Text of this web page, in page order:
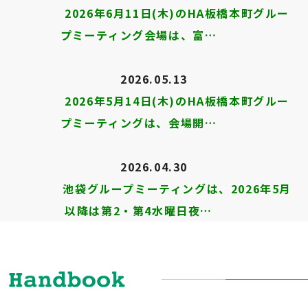
2026年6月11日(木)のHA板橋本町グルー
プミーティング会場は、富…
2026.05.13
2026年5月14日(木)のHA板橋本町グルー
プミーティングは、会場開…
2026.04.30
池袋グループミーティングは、2026年5月
以降は第2・第4水曜日夜…